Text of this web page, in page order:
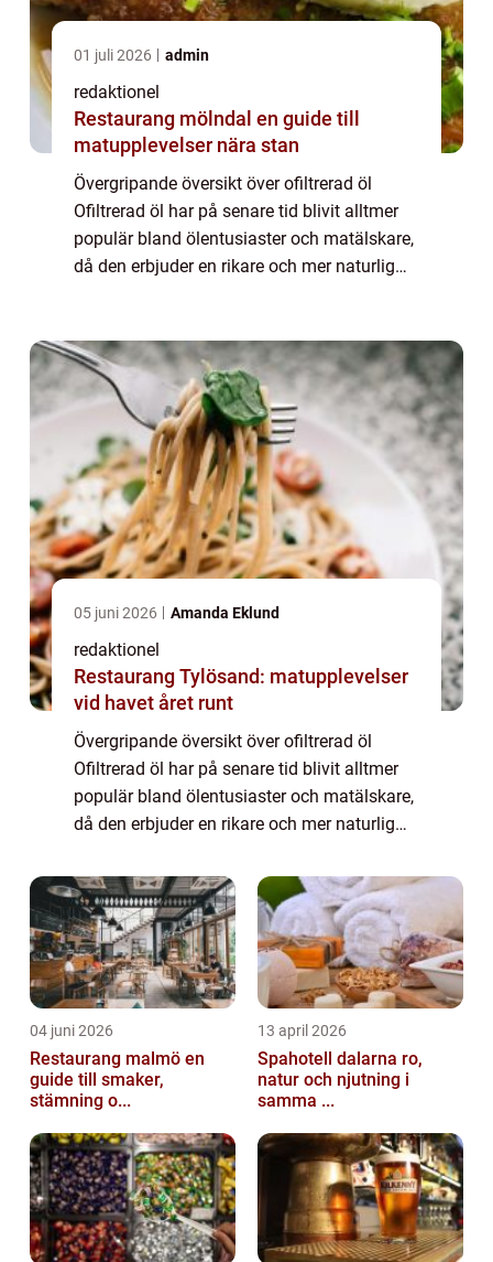
01 juli 2026 admin
redaktionel
Restaurang mölndal en guide till
matupplevelser nära stan
Övergripande översikt över ofiltrerad öl
Ofiltrerad öl har på senare tid blivit alltmer
populär bland ölentusiaster och matälskare,
då den erbjuder en rikare och mer naturlig
05 juni 2026 Amanda Eklund
redaktionel
Restaurang Tylösand: matupplevelser
vid havet året runt
Övergripande översikt över ofiltrerad öl
Ofiltrerad öl har på senare tid blivit alltmer
populär bland ölentusiaster och matälskare,
då den erbjuder en rikare och mer naturlig
motsvarighet. Denna artikel kommer att ge...
04 juni 2026
Restaurang malmö en
guide till smaker,
stämning o...
13 april 2026
Spahotell dalarna ro,
natur och njutning i
samma ...